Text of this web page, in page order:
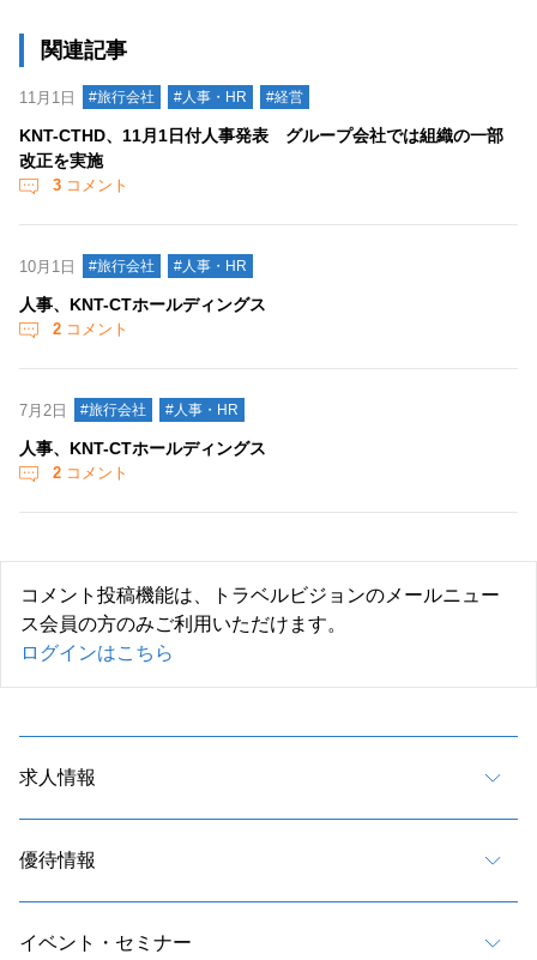
関連記事
11月1日 #旅行会社 #人事・HR #経営
KNT-CTHD、11月1日付人事発表 グループ会社では組織の一部
改正を実施
3 コメント
10月1日 #旅行会社 #人事・HR
人事、KNT-CTホールディングス
2 コメント
7月2日 #旅行会社 #人事・HR
人事、KNT-CTホールディングス
2 コメント
コメント投稿機能は、トラベルビジョンのメールニュー
ス会員の方のみご利用いただけます。
ログインはこちら
求人情報
優待情報
イベント・セミナー